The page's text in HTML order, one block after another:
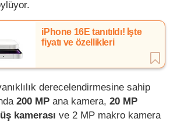
iPhone 16E tanıtıldı! İşte
fiyatı ve özellikleri
derecelendirmesine sahip
200 MP ana kamera, 20 MP
kamerası ve 2 MP makro kamera